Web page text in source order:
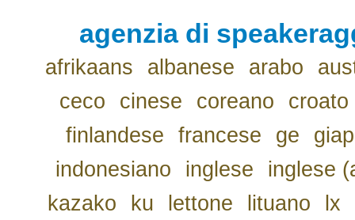
agenzia di
afrikaans albanese arabo
ceco
cinese coreano
croato
finlandese
francese ge
indonesiano
inglese
inglese
kazako
ku lettone lituano lx